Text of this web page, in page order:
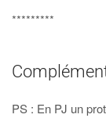
*********
PS : En PJ un